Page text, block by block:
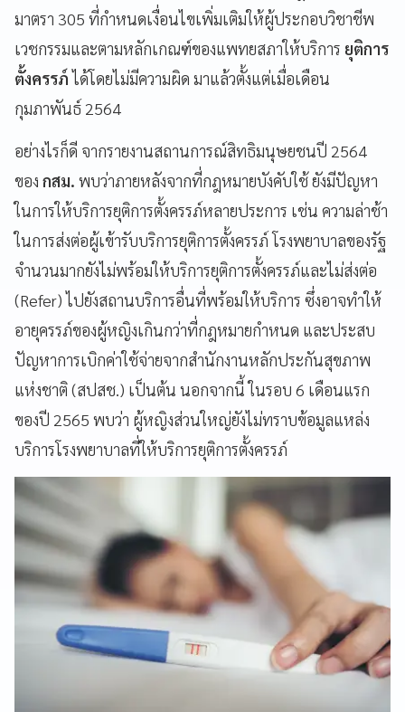
มาตรา 305 ที่กำหนดเงื่อนไขเพิ่มเติมให้ผู้ประกอบวิชาชีพ
เวชกรรมและตามหลักเกณฑ์ของแพทยสภาให้บริการ ยุติการ
ตั้งครรภ์ได้โดยไม่มีความผิด มาแล้วตั้งแต่เมื่อเดือน
กุมภาพันธ์ 2564
อย่างไรก็ดี จากรายงานสถานการณ์สิทธิมนุษยชนปี 2564
ของ กสม. พบว่าภายหลังจากที่กฎหมายบังคับใช้ ยังมีปัญหา
ในการให้บริการยุติการตั้งครรภ์หลายประการ เช่น ความล่าช้า
ในการส่งต่อผู้เข้ารับบริการยุติการตั้งครรภ์ โรงพยาบาลของรัฐ
จำนวนมากยังไม่พร้อมให้บริการยุติการตั้งครรภ์และไม่ส่งต่อ
(Refer) ไปยังสถานบริการอื่นที่พร้อมให้บริการ ซึ่งอาจทำให้
อายุครรภ์ของผู้หญิงเกินกว่าที่กฎหมายกำหนด และประสบ
ปัญหาการเบิกค่าใช้จ่ายจากสำนักงานหลักประกันสุขภาพ
แห่งชาติ (สปสช.) เป็นต้น นอกจากนี้ ในรอบ 6 เดือนแรก
ของปี 2565 พบว่า ผู้หญิงส่วนใหญ่ยังไม่ทราบข้อมูลแหล่ง
บริการโรงพยาบาลที่ให้บริการยุติการตั้งครรภ์